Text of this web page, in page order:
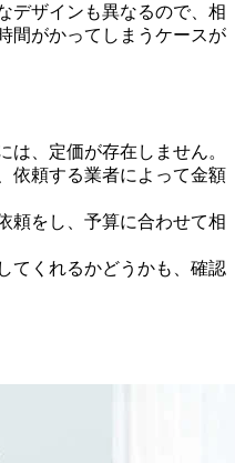
デザインも異なるので、相
間がかってしまうケースが
は、定価が存在しません。
依頼する業者によって金額
頼をし、予算に合わせて相
てくれるかどうかも、確認